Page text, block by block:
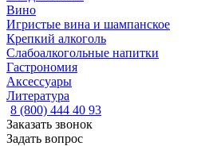
Вино
Игристые вина и шампанское
Крепкий алкоголь
Слабоалкогольные напитки
Гастрономия
Аксессуары
Литература
8 (800) 444 40 93
Заказать звонок
Задать вопрос